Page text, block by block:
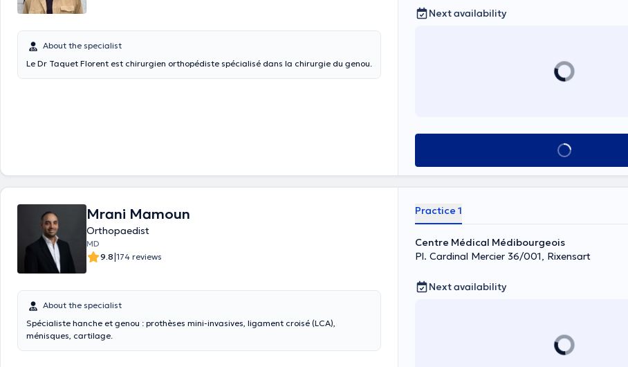
About the specialist
Le Dr Taquet Florent est chirurgien orthopédiste spécialisé dans la chirurgie du genou.
Next availability
See all
Mrani Mamoun
Orthopaedist
MD
9.8|174 reviews
About the specialist
Spécialiste hanche et genou : prothèses mini-invasives, ligament croisé (LCA),
ménisques, cartilage.
Practice 1
Centre Médical Médibourgeois
Pl. Cardinal Mercier 36/001, Rixensart
Next availability